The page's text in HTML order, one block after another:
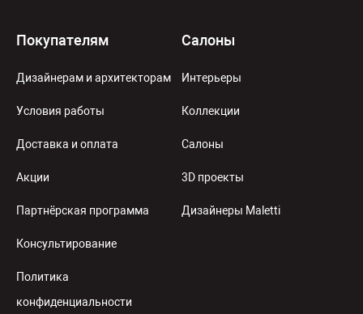
Покупателям
Дизайнерам и архитекторам
Условия работы
Доставка и оплата
Акции
Партнёрская программа
Консультирование
Политика
конфиденциальности
Салоны
Интерьеры
Коллекции
Салоны
3D проекты
Дизайнеры Maletti